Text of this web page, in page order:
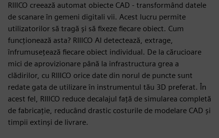
RIIICO creează automat obiecte CAD - transformând datele
de scanare în gemeni digitali vii. Acest lucru permite
utilizatorilor să tragă și să fixeze fiecare obiect. Cum
funcționează asta? RIIICO AI detectează, extrage,
înfrumusețează fiecare obiect individual. De la cărucioare
mici de aprovizionare până la infrastructura grea a
clădirilor, cu RIIICO orice date din norul de puncte sunt
redate gata de utilizare în instrumentul tău 3D preferat. În
acest fel, RIIICO reduce decalajul față de simularea completă
de fabricație, reducând drastic costurile de modelare CAD și
timpii extinși de livrare.